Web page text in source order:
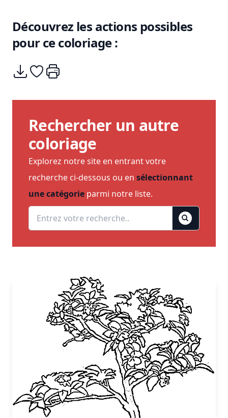
Découvrez les actions possibles
pour ce coloriage :
Télécharger
Ajouter à mes coups de coeurs
Imprimer
Rechercher un autre
coloriage
Explorez notre site en entrant votre
recherche ci-dessous ou en sélectionnant
une catégorie parmi notre liste.